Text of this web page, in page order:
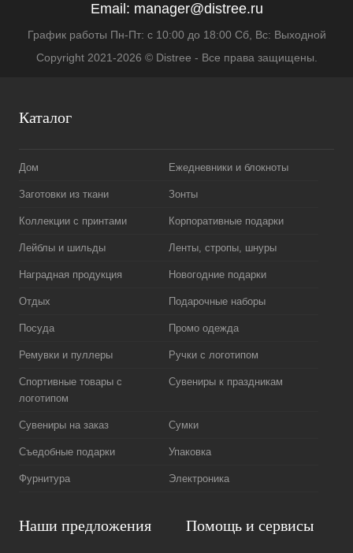
Каталог
Дом Ежедневники и блокноты
Заготовки из ткани Зонты
Коллекции с принтами Корпоративные подарки
Лейблы и шильды Ленты, стропы, шнуры
Наградная продукция Новогодние подарки
Отдых Подарочные наборы
Посуда Промо одежда
Ремувки и пуллеры Ручки с логотипом
Спортивные товары с
логотипом
Сувениры к праздникам
Сувениры на заказ Сумки
Съедобные подарки Упаковка
Фурнитура Электроника
Наши предложения Помощь и сервисы
Email: manager@distree.ru
График работы Пн-Пт: с 10:00 до 18:00 Сб, Вс: Выходной
Copyright 2021-2026 © Distree - Все права защищены.